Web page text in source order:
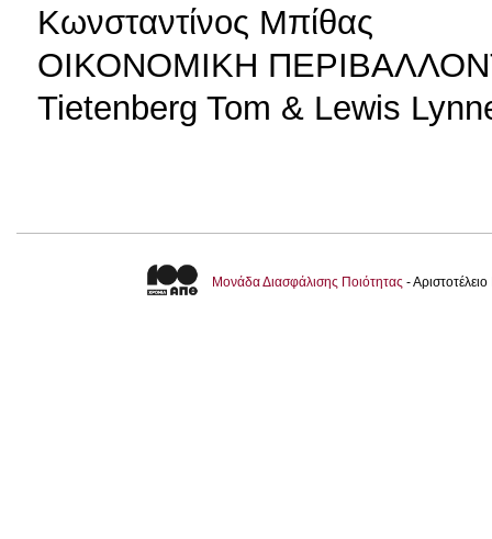
Κωνσταντίνος Μπίθας
ΟΙΚΟΝΟΜΙΚΗ
Tietenberg Tom & Lewis
Μονάδα Διασφάλισης Ποιότητας -